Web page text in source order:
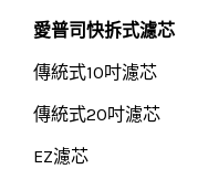
愛普司快拆式濾芯
傳統式10吋濾芯
傳統式20吋濾芯
EZ濾芯